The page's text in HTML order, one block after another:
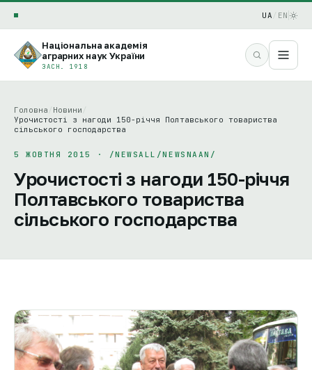
UA EN
Національна академія
аграрних наук України
ЗАСН. 1918
Головна Новини
Урочистості з нагоди 150-річчя Полтавського товариства
сільського господарства
5 ЖОВТНЯ 2015 · /NEWSALL/NEWSNAAN/
Урочистості з нагоди 150-річчя
Полтавського товариства
сільського господарства